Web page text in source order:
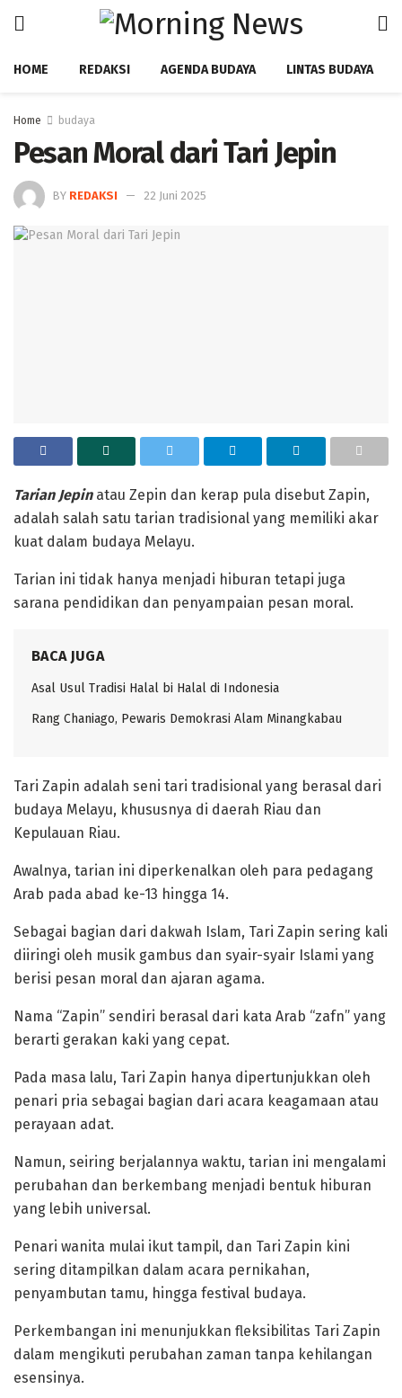
HOME REDAKSI AGENDA BUDAYA LINTAS BUDAYA
Home budaya
Pesan Moral dari Tari Jepin ‎
BY REDAKSI 22 Juni 2025
‎Tarian Jepinatau Zepin dan kerap pula disebut Zapin,
adalah salah satu tarian tradisional yang memiliki akar
kuat dalam budaya Melayu.
‎Tarian ini tidak hanya menjadi hiburan tetapi juga
sarana pendidikan dan penyampaian pesan moral.
BACA JUGA
Asal Usul Tradisi Halal bi Halal di Indonesia
Rang Chaniago, Pewaris Demokrasi Alam Minangkabau ‎
‎Tari Zapin adalah seni tari tradisional yang berasal dari
budaya Melayu, khususnya di daerah Riau dan
Kepulauan Riau.
Awalnya, tarian ini diperkenalkan oleh para pedagang
Arab pada abad ke-13 hingga 14.
Sebagai bagian dari dakwah Islam, Tari Zapin sering kali
diiringi oleh musik gambus dan syair-syair Islami yang
berisi pesan moral dan ajaran agama.
‎Nama “Zapin” sendiri berasal dari kata Arab “zafn” yang
berarti gerakan kaki yang cepat.
Pada masa lalu, Tari Zapin hanya dipertunjukkan oleh
penari pria sebagai bagian dari acara keagamaan atau
perayaan adat.
Namun, seiring berjalannya waktu, tarian ini mengalami
perubahan dan berkembang menjadi bentuk hiburan
yang lebih universal.
‎Penari wanita mulai ikut tampil, dan Tari Zapin kini
sering ditampilkan dalam acara pernikahan,
penyambutan tamu, hingga festival budaya.
Perkembangan ini menunjukkan fleksibilitas Tari Zapin
dalam mengikuti perubahan zaman tanpa kehilangan
esensinya.